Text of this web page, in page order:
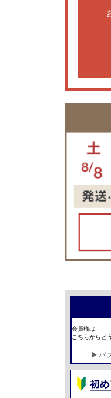
会員様は
こちらから
▶パ